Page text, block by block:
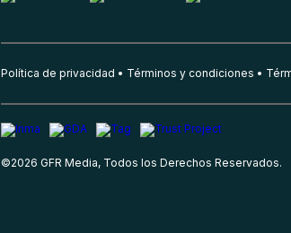
Política de privacidad Términos y condiciones
©2026 GFR Media, Todos los Derechos Reservados.